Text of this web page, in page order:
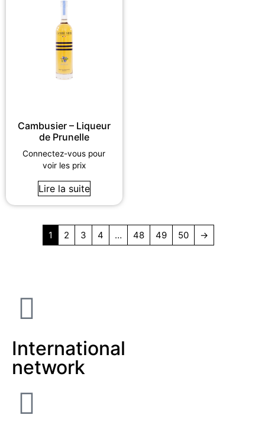
Cambusier – Liqueur
de Prunelle
Connectez-vous pour
voir les prix
Lire la suite
1 2 3 4 … 48 49 50 →
International
network